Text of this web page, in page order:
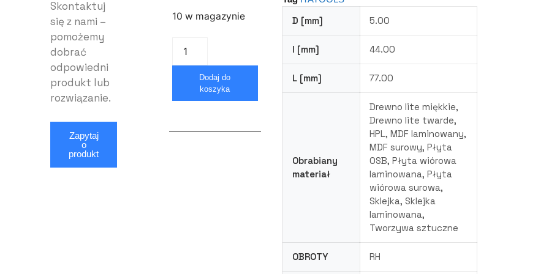
Skontaktuj
się z nami –
pomożemy
dobrać
odpowiedni
produkt lub
rozwiązanie.
Zapytaj
o
produkt
10 w magazynie
Dodaj do
koszyka
D [mm] 5.00
I [mm] 44.00
L [mm] 77.00
Obrabiany
materiał
Drewno lite miękkie,
Drewno lite twarde,
HPL, MDF laminowany,
MDF surowy, Płyta
OSB, Płyta wiórowa
laminowana, Płyta
wiórowa surowa,
Sklejka, Sklejka
laminowana,
Tworzywa sztuczne
OBROTY RH